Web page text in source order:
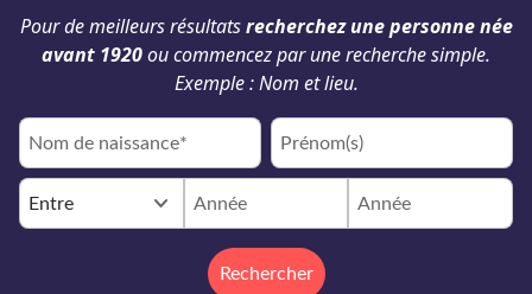
Pour de meilleurs résultats recherchez une personne née
avant 1920ou commencez par une recherche simple.
Exemple : Nom et lieu.
Entre keyboard_arrow_down
Rechercher